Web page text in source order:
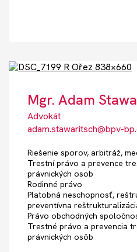
Mgr. Adam
Advokát
adam.stawaritsch@bpv-
Riešenie sporov, arbitráž,
Trestní právo a prevence
právnických osob
Rodinné právo
Platobná neschopnosť,
preventívna
Právo obchodných
Trestné právo a prevencia
právnických osôb